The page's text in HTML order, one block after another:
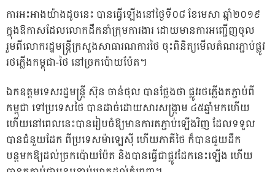
ការអះអាងយ៉ាងដូចនេះ បានធ្វើឡើងនៅថ្ងៃទី០៨ ខែមេសា ឆ្នាំ២០១៩
ក្នុងឱកាសដែលលោកដឹកនាំក្រុមការងារ ដោយមានការអញ្ជើញចូល
រួមពីលោករដ្ឋមន្ត្រីក្រសួងសាធារណការថៃ ចុះពិនិត្យមើលតំណរភ្ជាប់ផ្លូវ
រថភ្លើងកម្ពុជា-ថៃ នៅច្រកប៉ោយប៉ែត។
ឯកឧត្តមទេសរដ្ឋមន្ត្រី ស៊ុន ចាន់ថុល បានថ្លែងថា ផ្លូវរថភ្លើងតភ្ជាប់ពី
កម្ពុជា ទៅប្រទេសថៃ បានដាច់ដោយសារសង្ក្រាម ៤៥ឆ្នាំមកហើយ
ហើយនៅពេលនេះបានរៀបចំឱ្យមានការតភ្ជាប់ឡើងវិញ ដែលទទួល
បានជំនួយដែក ពីប្រទេសម៉ាឡេស៊ី ហើយភាគីថៃ ក៏បានជួយដឹក
បន្តមកឱ្យដល់ច្រកប៉ោយប៉ែត និងបានធ្វើជាផ្លូវដែកនេះឡើង ហើយ